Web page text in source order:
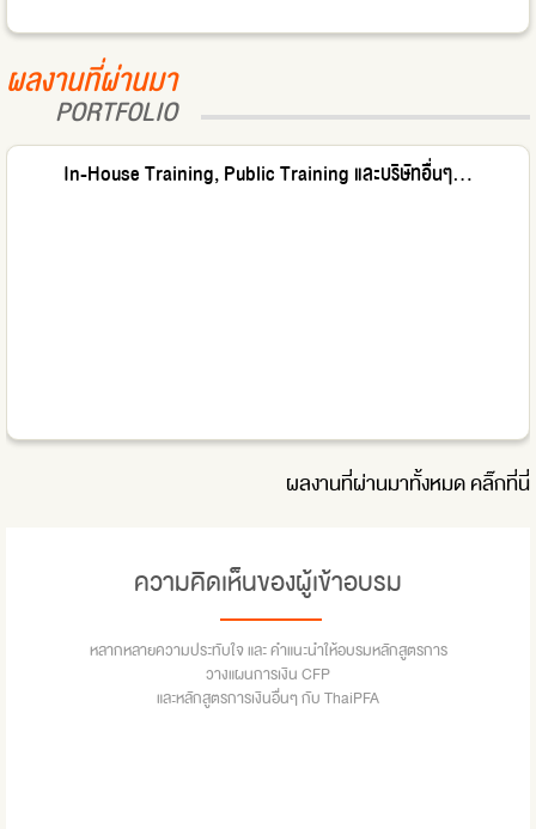
ผลงานที่ผ่านมา
PORTFOLIO
In-House Training, Public Training และบริษัทอื่นๆ...
ผลงานที่ผ่านมาทั้งหมดคลิ๊กที่นี่
ความคิดเห็นของผู้เข้าอบรม
หลากหลายความประทับใจ และ คำแนะนำให้อบรมหลักสูตรการ
วางแผนการเงิน CFP
และหลักสูตรการเงินอื่นๆ กับ ThaiPFA